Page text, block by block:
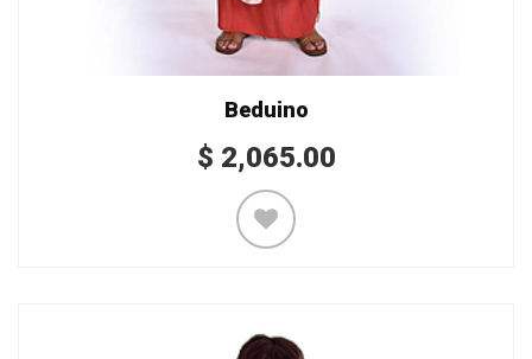
Beduino
$ 2,065.00